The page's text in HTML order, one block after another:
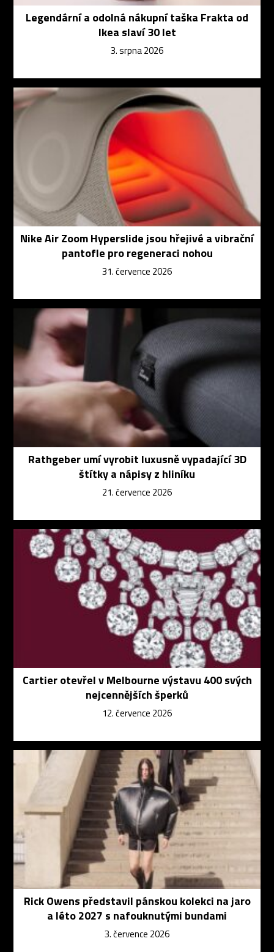
Legendární a odolná nákupní taška Frakta od
Ikea slaví 30 let
3. srpna 2026
Nike Air Zoom Hyperslide jsou hřejivé a vibrační
pantofle pro regeneraci nohou
31. července 2026
Rathgeber umí vyrobit luxusně vypadající 3D
štítky a nápisy z hliníku
21. července 2026
Cartier otevřel v Melbourne výstavu 400 svých
nejcennějších šperků
12. července 2026
Rick Owens představil pánskou kolekci na jaro
a léto 2027 s nafouknutými bundami
3. července 2026